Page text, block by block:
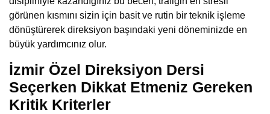
görünen kısmını sizin için basit ve rutin bir teknik işleme
dönüştürerek direksiyon başındaki yeni döneminizde en
büyük yardımcınız olur.
İzmir Özel Direksiyon Dersi
Seçerken Dikkat Etmeniz Gereken
Kritik Kriterler